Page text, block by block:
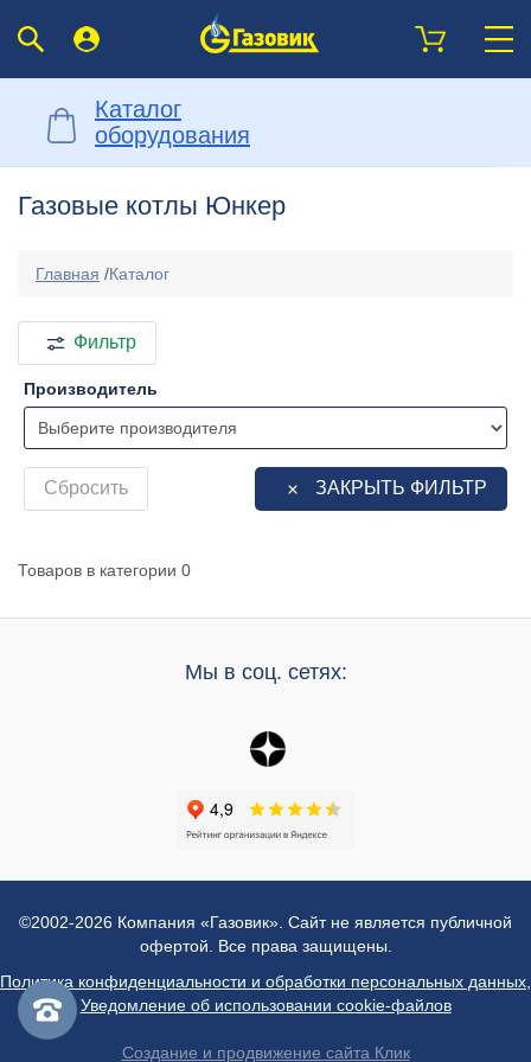
Каталог
оборудования
Газовые котлы Юнкер
Главная /Каталог
Фильтр
Производитель
Сбросить ЗАКРЫТЬ ФИЛЬТР
Товаров в категории 0
Мы в соц. сетях:
©2002-2026 Компания «Газовик». Сайт не является публичной
офертой. Все права защищены.
Политика конфиденциальности и обработки персональных данных
Уведомление об использовании cookie-файлов
Создание и продвижение сайта Клик